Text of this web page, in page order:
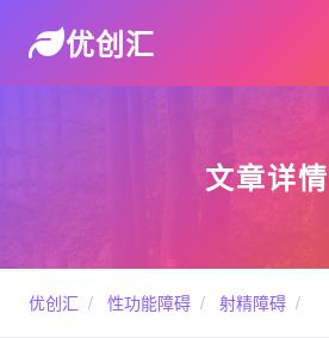
优创汇
文章详情
优创汇 / 性功能障碍 / 射精障碍 /